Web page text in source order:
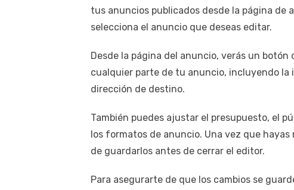
tus anuncios publicados desde la página de
selecciona el anuncio que deseas editar.
Desde la página del anuncio, verás un
cualquier parte de tu anuncio, incluyendo
dirección de destino.
También puedes ajustar el presupuesto, el
los formatos de anuncio. Una vez que
de guardarlos antes de cerrar el editor.
Para asegurarte de que los cambios se